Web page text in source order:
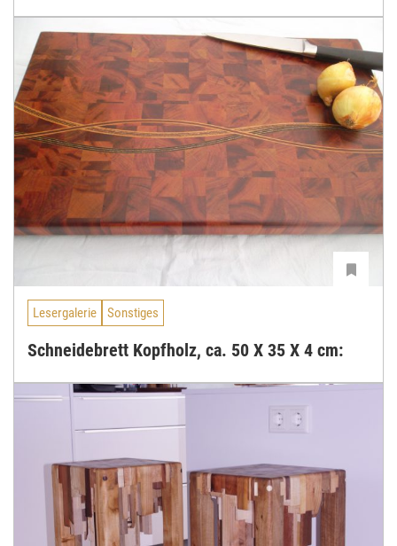
Lesergalerie Sonstiges
Schneidebrett Kopfholz, ca. 50 X 35 X 4 cm: